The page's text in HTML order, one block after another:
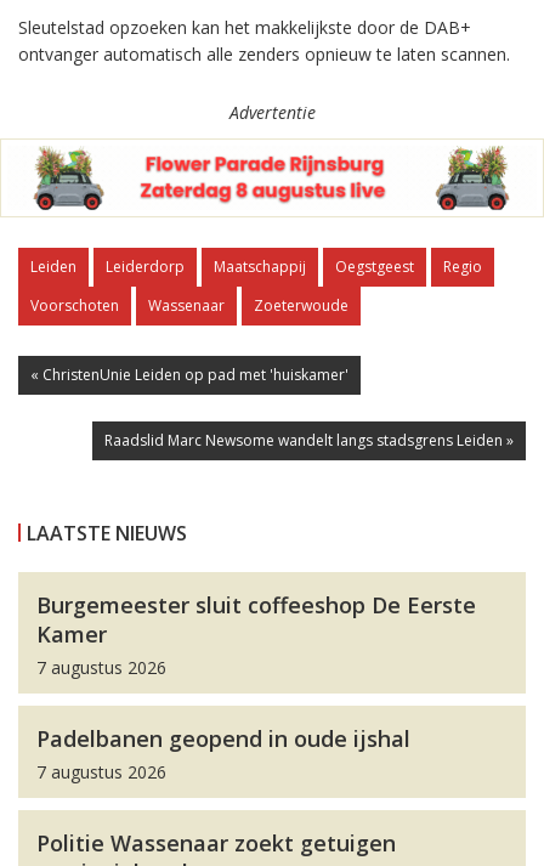
Sleutelstad opzoeken kan het makkelijkste door de DAB+
ontvanger automatisch alle zenders opnieuw te laten scannen.
Advertentie
Leiden Leiderdorp Maatschappij Oegstgeest
Regio
Voorschoten
Wassenaar Zoeterwoude
« ChristenUnie Leiden op pad met 'huiskamer'
Raadslid Marc Newsome wandelt langs stadsgrens Leiden »
LAATSTE NIEUWS
Burgemeester sluit coffeeshop De Eerste
Kamer
7 augustus 2026
Padelbanen geopend in oude ijshal
7 augustus 2026
Politie Wassenaar zoekt getuigen